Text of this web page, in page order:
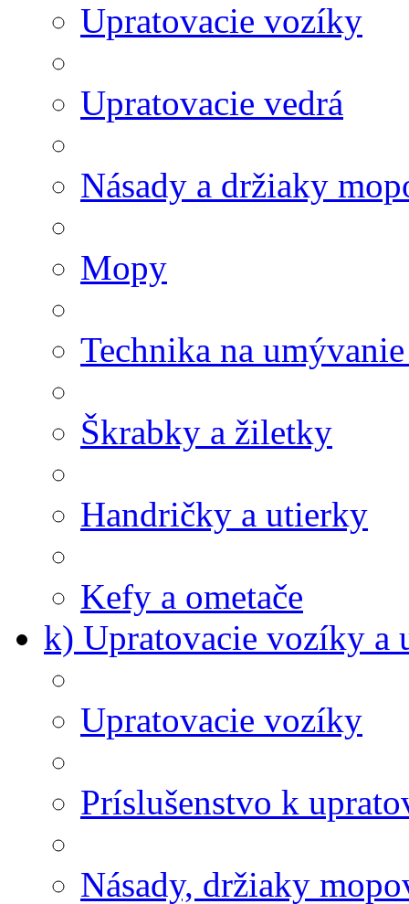
Upratovacie vozíky
Upratovacie vedrá
Násady a držiaky
Mopy
Technika na
Škrabky a žiletky
Handričky a utierky
Kefy a ometače
k) Upratovacie vozíky a
Upratovacie vozíky
Príslušenstvo k
Násady, držiaky